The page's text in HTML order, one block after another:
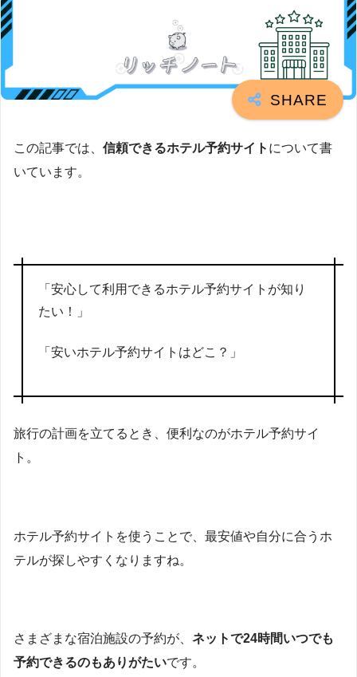
この記事では、 信頼できるホテル予約サイト について書
いています。
「安心して利用できるホテル予約サイトが知り
たい！」
「安いホテル予約サイトはどこ？」
旅行の計画を立てるとき、便利なのがホテル予約サイ
ト。
ホテル予約サイトを使うことで、最安値や自分に合うホ
テルが探しやすくなりますね。
さまざまな宿泊施設の予約が、 ネットで24時間いつでも
予約できるのもありがたいです。